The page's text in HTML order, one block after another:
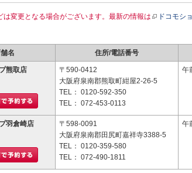
は変更となる場合がございます。最新の情報は ドコモシ
名 住所/電話番号
熊取店
〒590-0412
大阪府泉南郡熊取町紺屋2-26-5
TEL： 0120-592-350
TEL： 072-453-0113
午
羽倉崎店
〒598-0091
大阪府泉南郡田尻町嘉祥寺3388-5
TEL： 0120-359-580
TEL： 072-490-1811
午